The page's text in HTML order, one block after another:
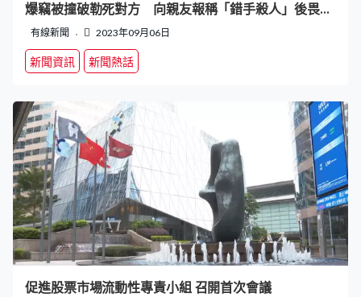
爆竊被撞破勒死對方 向親友報稱「錯手殺人」後畏罪
自殺
有線新聞 2023年09月06日
新聞資訊 新聞熱話
促進股票市場流動性專責小組 召開首次會議